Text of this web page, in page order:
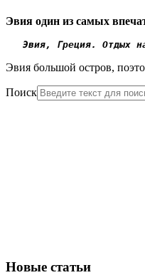
Эвия один из самых
Эвия, Греция. Отдых
Эвия большой остров,
Поиск
Новые статьи